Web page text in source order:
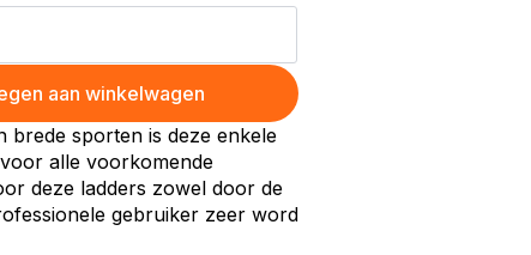
aan winkelwagen
brede sporten is deze enkele
alle voorkomende
deze ladders zowel door de
gebruiker zeer word